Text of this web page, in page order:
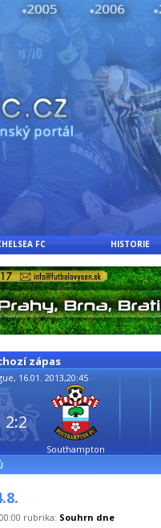
FC HISTORIE
zápas
16.01. 2013,20:45
Southampton
2:2
rubrika: Souhrn dne